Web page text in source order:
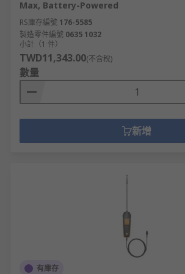
Max, Battery-Powered
RS庫存編號 176-5585
製造零件編號 0635 1032
小計（1 件）
TWD11,343.00(不含稅)
數量
新增
有庫存